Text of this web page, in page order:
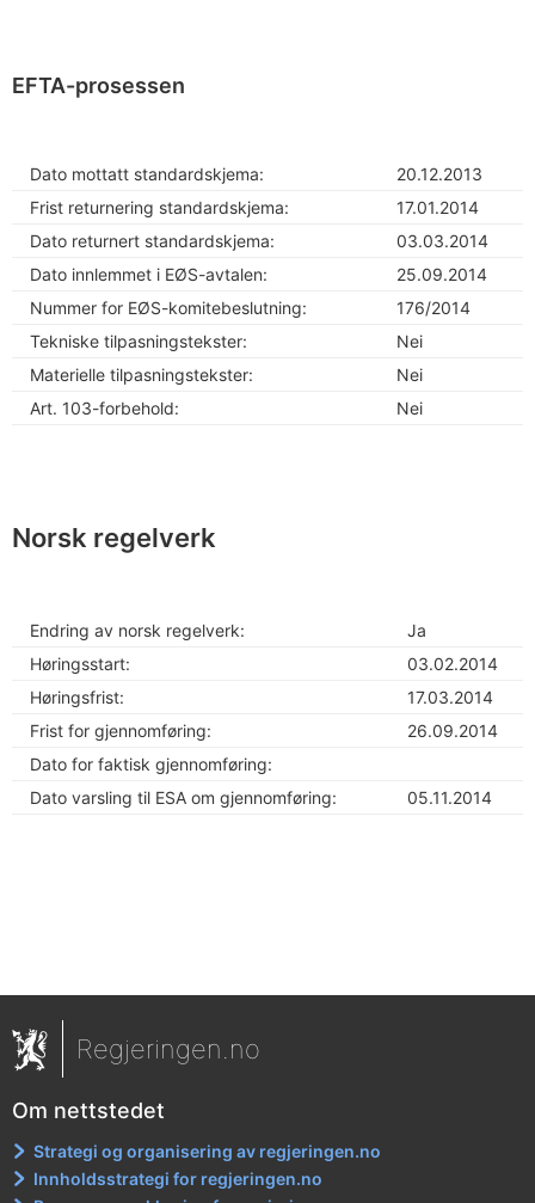
EFTA-prosessen
Dato mottatt standardskjema:
20.12.2013
Frist returnering standardskjema:
17.01.2014
Dato returnert standardskjema:
03.03.2014
Dato innlemmet i EØS-avtalen:
25.09.2014
Nummer for EØS-komitebeslutning:
176/2014
Tekniske tilpasningstekster:
Nei
Materielle tilpasningstekster:
Nei
Art. 103-forbehold:
Nei
Norsk regelverk
Endring av norsk regelverk:
Ja
Høringsstart:
03.02.2014
Høringsfrist:
17.03.2014
Frist for gjennomføring:
26.09.2014
Dato for faktisk gjennomføring:
Dato varsling til ESA om gjennomføring:
05.11.2014
Regjeringen.no
Om nettstedet
Strategi og organisering av regjeringen.no
Innholdsstrategi for regjeringen.no